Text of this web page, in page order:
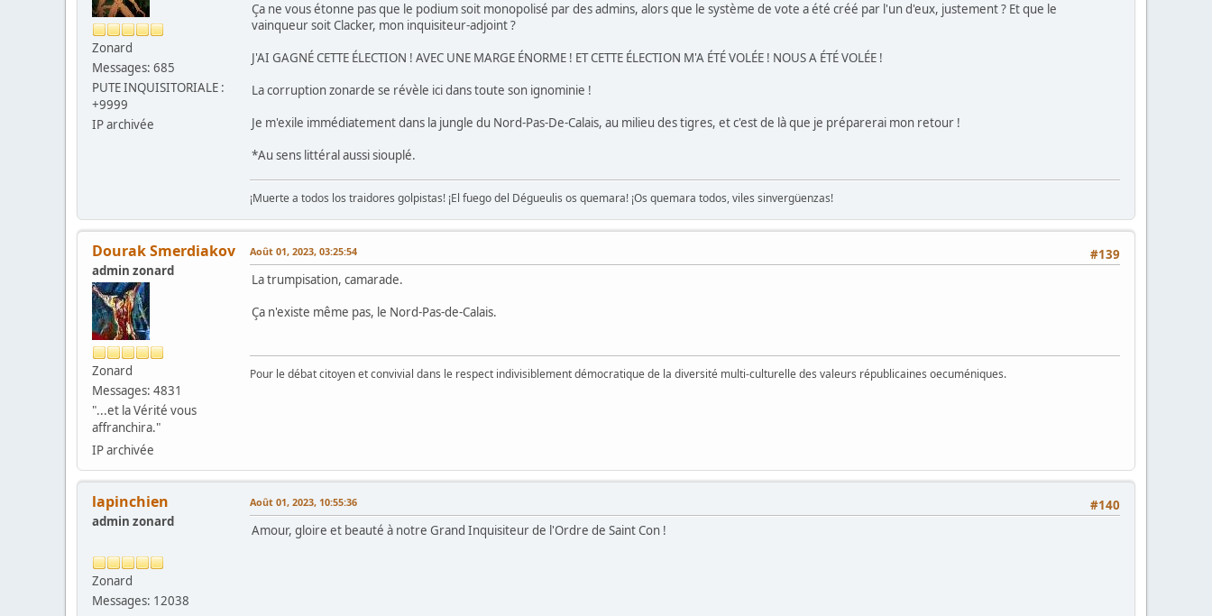
Zonard
Messages: 685
PUTE INQUISITORIALE :
+9999
IP archivée
Ça ne vous étonne pas que le podium soit monopolisé par des admins, alors que le système de vote a été créé par l'un d'eux, justement ? Et que le
vainqueur soit Clacker, mon inquisiteur-adjoint ?
J'AI GAGNÉ CETTE ÉLECTION ! AVEC UNE MARGE ÉNORME ! ET CETTE ÉLECTION M'A ÉTÉ VOLÉE ! NOUS A ÉTÉ VOLÉE !
La corruption zonarde se révèle ici dans toute son ignominie !
Je m'exile immédiatement dans la jungle du Nord-Pas-De-Calais, au milieu des tigres, et c'est de là que je préparerai mon retour !
*Au sens littéral aussi siouplé.
¡Muerte a todos los traidores golpistas! ¡El fuego del Dégueulis os quemara! ¡Os quemara todos, viles sinvergüenzas!
Dourak Smerdiakov
admin zonard
Zonard
Messages: 4831
"...et la Vérité vous
affranchira."
IP archivée
#139
Août 01, 2023, 03:25:54
La trumpisation, camarade.
Ça n'existe même pas, le Nord-Pas-de-Calais.
Pour le débat citoyen et convivial dans le respect indivisiblement démocratique de la diversité multi-culturelle des valeurs républicaines oecuméniques.
lapinchien
admin zonard
Zonard
Messages: 12038
#140
Août 01, 2023, 10:55:36
Amour, gloire et beauté à notre Grand Inquisiteur de l'Ordre de Saint Con !